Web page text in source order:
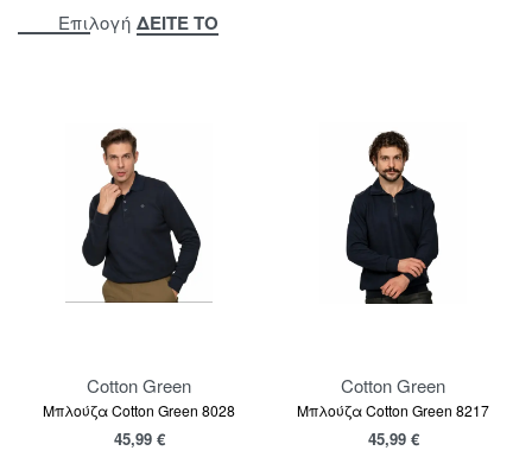
Επιλογή ΔΕΙΤΕ ΤΟ
Cotton Green
Μπλούζα Cotton Green 8028
45,99 €
Cotton Green
Μπλούζα Cotton Green 8217
45,99 €